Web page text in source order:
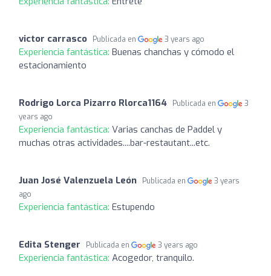
victor carrasco Publicada en 3 years ago
Experiencia fantástica: Buenas chanchas y cómodo el
estacionamiento
Rodrigo Lorca Pizarro Rlorca1164 Publicada en
3
years ago
Experiencia fantástica: Varias canchas de Paddel y
muchas otras actividades....bar-restautant...etc.
Juan José Valenzuela León Publicada en
3 years
ago
Experiencia fantástica: Estupendo
Edita Stenger Publicada en 3 years ago
Experiencia fantástica: Acogedor, tranquilo.